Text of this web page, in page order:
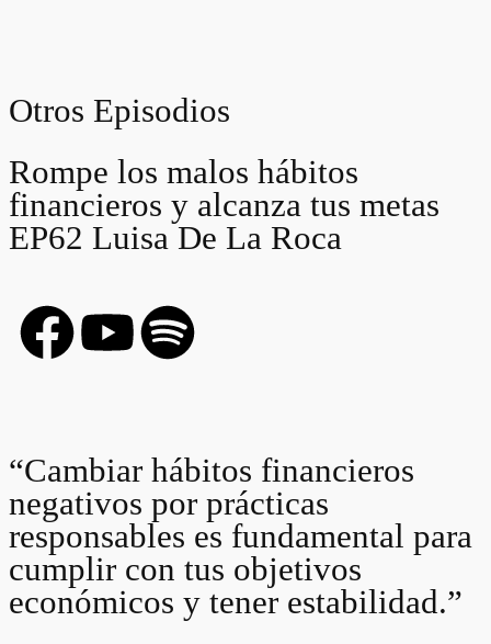
Otros Episodios
Rompe los malos hábitos
financieros y alcanza tus metas
EP62 Luisa De La Roca
“Cambiar hábitos financieros
negativos por prácticas
responsables es fundamental para
cumplir con tus objetivos
económicos y tener estabilidad.”